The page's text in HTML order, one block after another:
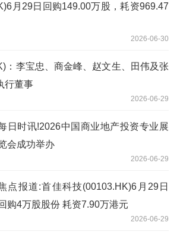
月29日回购149.00万股，耗资969.47
2026-06-30
：李宝忠、商金峰、赵文生、田伟及张
行董事
2026-06-29
日时讯!2026中国商业地产投资专业展
会成功举办
2026-06-29
点报道:首佳科技(00103.HK)6月29日
购4万股股份 耗资7.90万港元
2026-06-29